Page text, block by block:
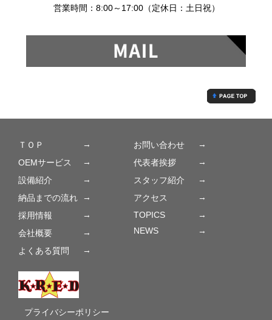
営業時間：8:00～17:00（定休日：土日祝）
ＴＯＰ
→
OEMサービス
→
設備紹介
→
納品までの流れ
→
採用情報
→
会社概要
→
よくある質問
→
お問い合わせ
→
代表者挨拶
→
スタッフ紹介
→
アクセス
→
TOPICS
→
NEWS
→
プライバシーポリシー